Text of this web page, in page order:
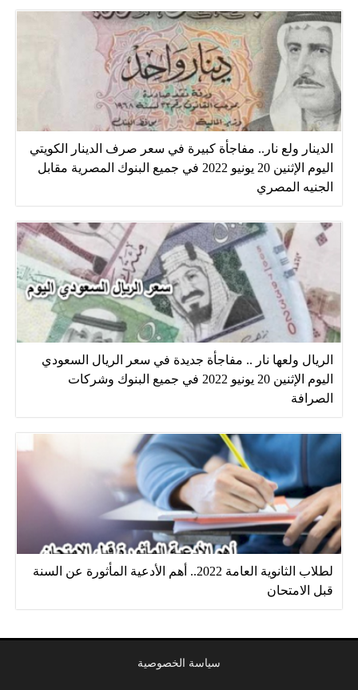
الدينار ولع نار.. مفاجأة كبيرة في سعر صرف الدينار الكويتي
اليوم الإثنين 20 يونيو 2022 في جميع البنوك المصرية مقابل
الجنيه المصري
الريال ولعها نار .. مفاجأة جديدة في سعر الريال السعودي
اليوم الإثنين 20 يونيو 2022 في جميع البنوك وشركات
الصرافة
لطلاب الثانوية العامة 2022.. أهم الأدعية المأثورة عن السنة
قبل الامتحان
سياسة الخصوصية